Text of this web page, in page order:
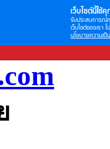
เว็บไซต์นี้ใช้คุ
รับประสบการณ์
เว็บไซต์ของเรา
นโยบายความเป็